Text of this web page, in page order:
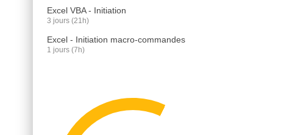
Excel VBA - Initiation
3 jours (21h)
Excel - Initiation macro-commandes
1 jours (7h)